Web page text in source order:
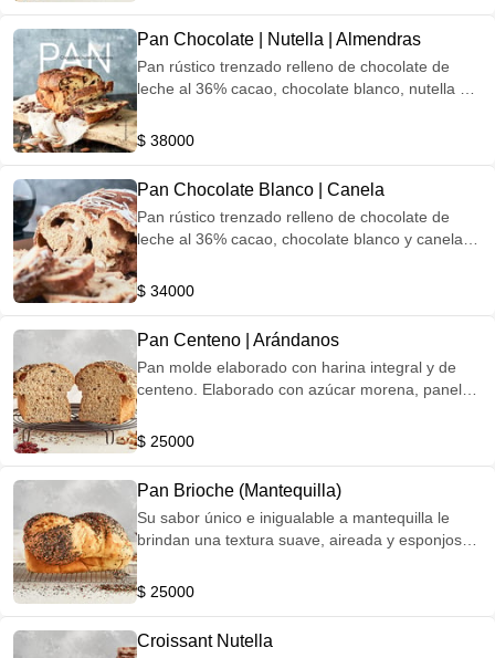
Pan Chocolate | Nutella | Almendras
Pan rústico trenzado relleno de chocolate de
leche al 36% cacao, chocolate blanco, nutella y
$ 38000
Pan Chocolate Blanco | Canela
Pan rústico trenzado relleno de chocolate de
leche al 36% cacao, chocolate blanco y canela.
$ 34000
Pan Centeno | Arándanos
Pan molde elaborado con harina integral y de
centeno. Elaborado con azúcar morena, panela
deshidratados y trozos de almendras. Corteza
$ 25000
Pan Brioche (Mantequilla)
Su sabor único e inigualable a mantequilla le
brindan una textura suave, aireada y esponjosa.
negro, mijo rojo y mijo.
$ 25000
Croissant Nutella